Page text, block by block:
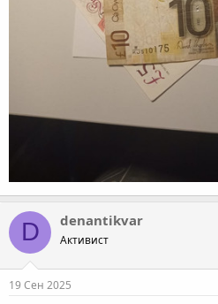
D denantikvar
Активист
19 Сен 2025